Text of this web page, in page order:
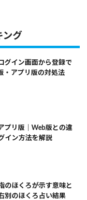
ング
グイン画面から登録で
・アプリ版の対処法
プリ版｜Web版との違
イン方法を解説
のほくろが示す意味と
別のほくろ占い結果